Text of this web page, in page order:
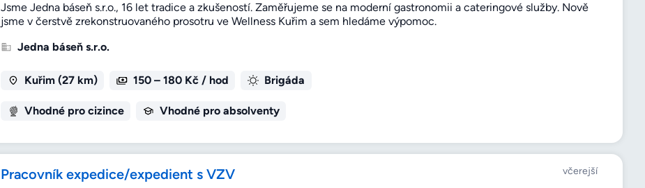
Jsme Jedna báseň s.r.o., 16 let tradice a zkušeností. Zaměřujeme se na moderní gastronomii a cateringové služby. Nově
jsme v čerstvě zrekonstruovaného prosotru ve Wellness Kuřim a sem hledáme výpomoc.
Jedna báseň s.r.o.
Kuřim (27 km) 150 – 180 Kč / hod Brigáda
Vhodné pro cizince Vhodné pro absolventy
Pracovník expedice/expedient s VZV včerejší